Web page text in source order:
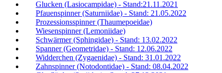
Glucken (Lasiocampidae) - Stand:21.11.2021
Pfauenspinner (Saturniidae) - Stand: 21.05.2022
Prozessionsspinner (Thaumepoeidae)
Wiesenspinner (Lemoniidae)
Schwärmer (Sphingidae) - Stand: 13.02.2022
Spanner (Geometridae) - Stand: 12.06.2022
Widderchen (Zygaenidae) - Stand: 31.01.2022
Zahnspinner (Notodontidae) - Stand: 08.04.2022